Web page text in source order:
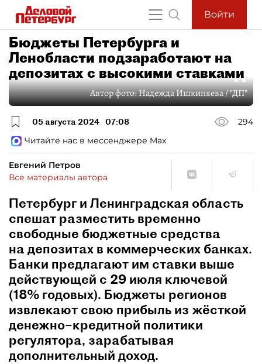
Войти
Бюджеты Петербурга и
Ленобласти подзаработают на
депозитах с высокими ставками
Автор фото:Надежда Ишкиняева / "ДП"
05 августа 2024 07:08
294
Читайте нас в мессенджере Max
Евгений Петров
Все материалы автора
Петербург и Ленинградская область
спешат разместить временно
свободные бюджетные средства
на депозитах в коммерческих банках.
Банки предлагают им ставки выше
действующей с 29 июля ключевой
(18% годовых). Бюджеты регионов
извлекают свою прибыль из жёсткой
денежно–кредитной политики
регулятора, зарабатывая
дополнительный доход.